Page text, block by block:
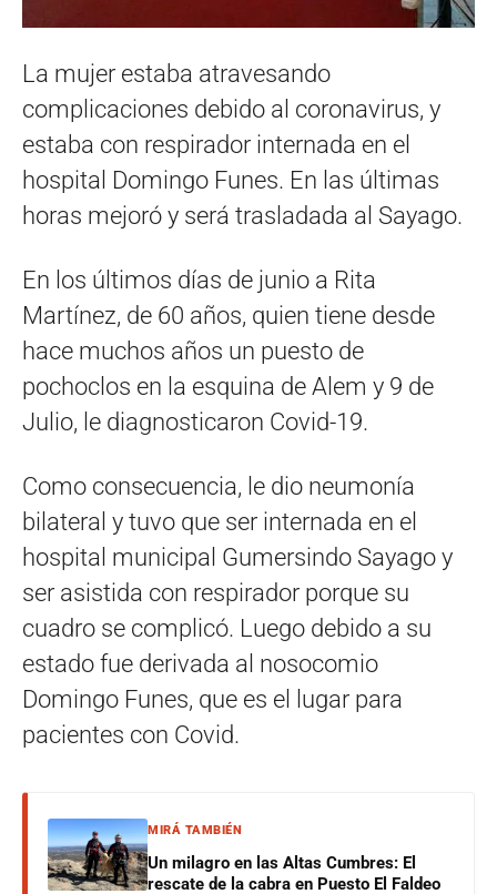
La mujer estaba atravesando
complicaciones debido al coronavirus, y
estaba con respirador internada en el
hospital Domingo Funes. En las últimas
horas mejoró y será trasladada al Sayago.
En los últimos días de junio a Rita
Martínez, de 60 años, quien tiene desde
hace muchos años un puesto de
pochoclos en la esquina de Alem y 9 de
Julio, le diagnosticaron Covid-19.
Como consecuencia, le dio neumonía
bilateral y tuvo que ser internada en el
hospital municipal Gumersindo Sayago y
ser asistida con respirador porque su
cuadro se complicó. Luego debido a su
estado fue derivada al nosocomio
Domingo Funes, que es el lugar para
pacientes con Covid.
MIRÁ TAMBIÉN
Un milagro en las Altas Cumbres: El
rescate de la cabra en Puesto El Faldeo